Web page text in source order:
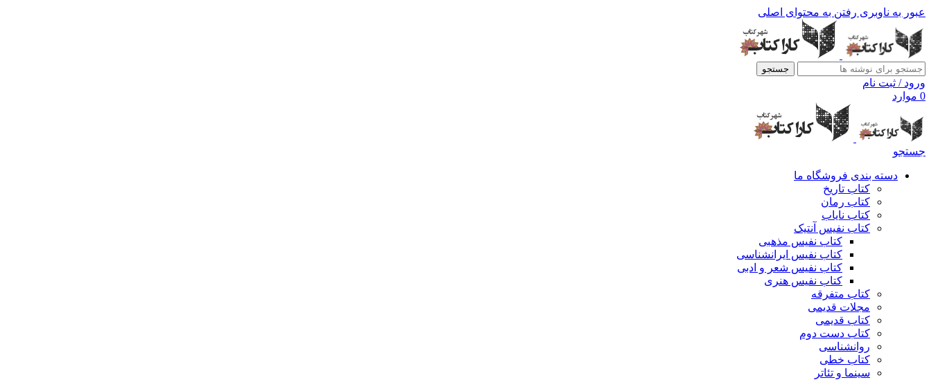
عبور به ناوبری رفتن به محتوای اصلی
جستجو
ورود / ثبت نام
0 موارد
جستجو
دسته بندی فروشگاه ما
کتاب تاریخ
کتاب رمان
کتاب نایاب
کتاب نفیس آنتیک
کتاب نفیس مذهبی
کتاب نفیس ایرانشناسی
کتاب نفیس شعر و ادبی
کتاب نفیس هنری
کتاب متفرقه
مجلات قدیمی
کتاب قدیمی
کتاب دست دوم
روانشناسی
کتاب خطی
سینما و تئاتر